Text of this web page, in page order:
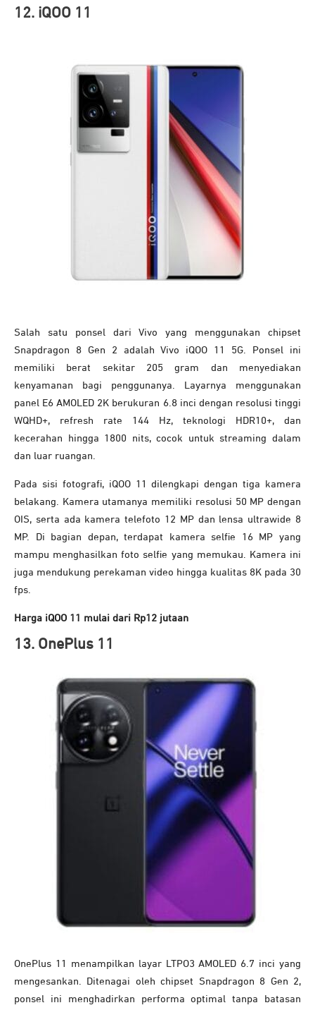
12. iQOO 11
Salah satu ponsel dari Vivo yang menggunakan chipset
Snapdragon 8 Gen 2 adalah Vivo iQOO 11 5G. Ponsel ini
memiliki berat sekitar 205 gram dan menyediakan
kenyamanan bagi penggunanya. Layarnya menggunakan
panel E6 AMOLED 2K berukuran 6.8 inci dengan resolusi tinggi
WQHD+, refresh rate 144 Hz, teknologi HDR10+, dan
kecerahan hingga 1800 nits, cocok untuk streaming dalam
dan luar ruangan.
Pada sisi fotografi, iQOO 11 dilengkapi dengan tiga kamera
belakang. Kamera utamanya memiliki resolusi 50 MP dengan
OIS, serta ada kamera telefoto 12 MP dan lensa ultrawide 8
MP. Di bagian depan, terdapat kamera selfie 16 MP yang
mampu menghasilkan foto selfie yang memukau. Kamera ini
juga mendukung perekaman video hingga kualitas 8K pada 30
fps.
Harga iQOO 11 mulai dari Rp12 jutaan
13. OnePlus 11
OnePlus 11 menampilkan layar LTPO3 AMOLED 6.7 inci yang
mengesankan. Ditenagai oleh chipset Snapdragon 8 Gen 2,
ponsel ini menghadirkan performa optimal tanpa batasan